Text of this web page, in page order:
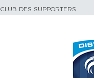
CLUB DES SUPPORTERS